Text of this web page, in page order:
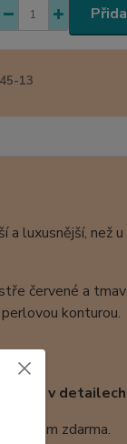
13
a luxusnější, než
červené a
konturou.
může v
zdarma.